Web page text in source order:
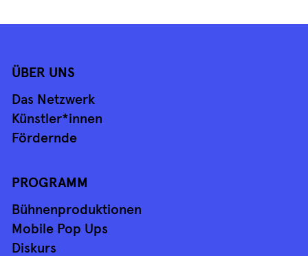
ÜBER UNS
Das Netzwerk
Künstler*innen
Fördernde
PROGRAMM
Bühnenproduktionen
Mobile Pop Ups
Diskurs